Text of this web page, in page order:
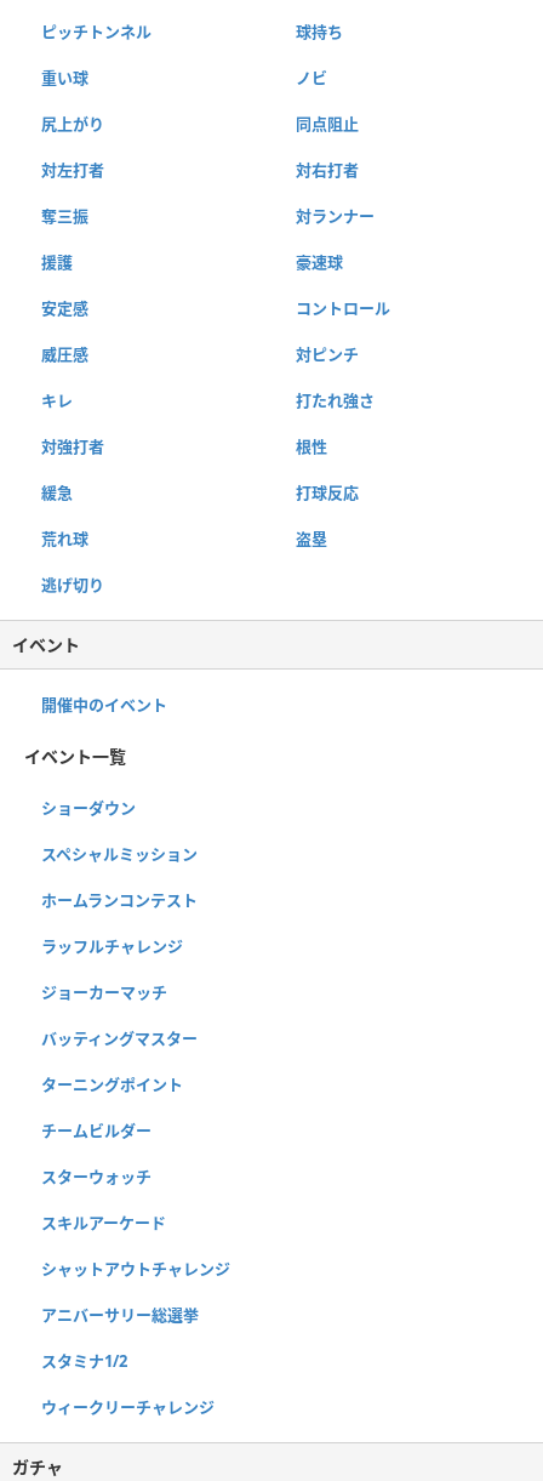
ピッチトンネル 球持ち
重い球 ノビ
尻上がり 同点阻止
対左打者 対右打者
奪三振 対ランナー
援護 豪速球
安定感 コントロール
威圧感 対ピンチ
キレ 打たれ強さ
対強打者 根性
緩急 打球反応
荒れ球 盗塁
逃げ切り
イベント
開催中のイベント
イベント一覧
ショーダウン
スペシャルミッション
ホームランコンテスト
ラッフルチャレンジ
ジョーカーマッチ
バッティングマスター
ターニングポイント
チームビルダー
スターウォッチ
スキルアーケード
シャットアウトチャレンジ
アニバーサリー総選挙
スタミナ1/2
ウィークリーチャレンジ
ガチャ